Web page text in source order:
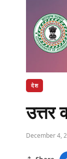
देश
उत्तर
December 4,